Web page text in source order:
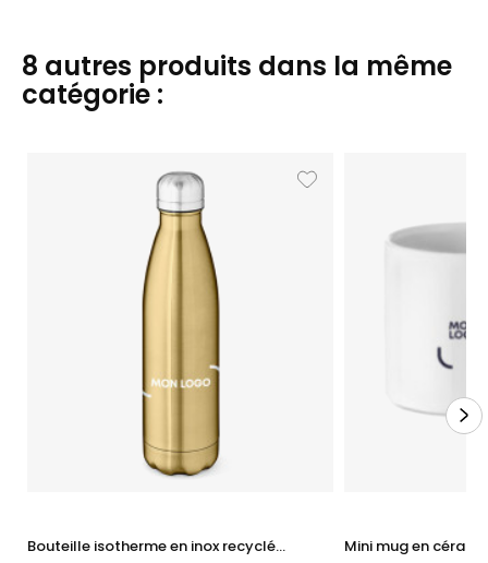
8 autres produits dans la même
catégorie :
Bouteille isotherme en inox recyclé...
Mini mug en